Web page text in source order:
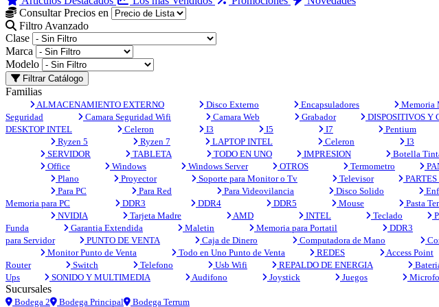
Consultar Precios en
Filtro Avanzado
Clase
Marca
Modelo
Filtrar Catálogo
Familias
ALMACENAMIENTO EXTERNO Disco Externo Encapsuladores Memoria
Seguridad
Camara Seguridad Wifi Camara Web Grabador DISPOSITIVOS Y
DESKTOP INTEL
Celeron I3 I5 I7 Pentium
Ryzen 5
Ryzen 7 LAPTOP INTEL Celeron I3
SERVIDOR
TABLETA TODO EN UNO IMPRESION Botella
Office
Windows Windows Server OTROS Termometro
Plano
Proyector Soporte para Monitor o Tv Televisor PARTES
Para PC
Para Red Para Videovilancia Disco Solido
Memoria para PC
DDR3 DDR4 DDR5 Mouse Pasta
NVIDIA
Tarjeta Madre AMD INTEL Teclado
Funda
Garantia Extendida Maletin Memoria para Portatil DDR3
para Servidor
PUNTO DE VENTA Caja de Dinero Computadora de Mano
Monitor Punto de Venta
Todo en Uno Punto de Venta REDES Access Point
Router
Switch Telefono Usb Wifi REPALDO DE ENERGIA
Ups
SONIDO Y MULTIMEDIA Audifono Joystick Juegos
Sucursales
Bodega 2 Bodega Principal Bodega Terrum